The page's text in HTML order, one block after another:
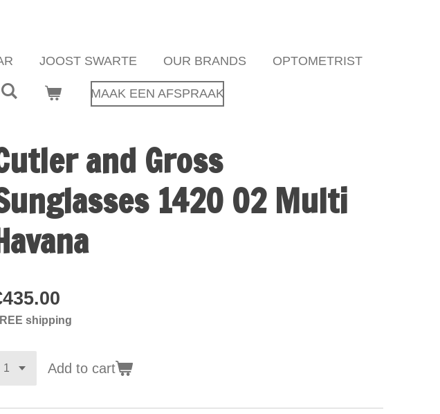
JOOST SWARTE OUR BRANDS OPTOMETRIST
MAAK EEN AFSPRAAK
and Gross
1420 02 Multi
shipping
Add to cart